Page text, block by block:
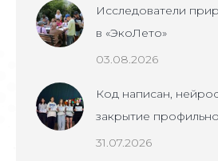
Исследователи
в «ЭкоЛето»
03.08.2026
Код написан,
закрытие
31.07.2026